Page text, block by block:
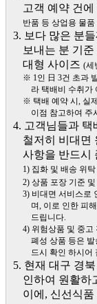
고객 예약 건
반품 등 상업용 물
3. 보다 많은 분
보내는 분 기
대형 사이즈 (세
※ 1인 日 3건 초과
라 택배비 수취가
※ 택배 예약 시, 실
이점 참고하여 주
4. 고객님들과 택
철저히 비대면
사항을 반드시
1) 집화 및 배송 위
2) 상품 포장 기준
3) 비대면 서비스로
며, 이로 인한 피
드립니다.
4) 위험상품 및 중고
폐성 상품 등은
드시 확인 하시어
5. 현재 대구 경
인하여 원활하
이에, 신선식